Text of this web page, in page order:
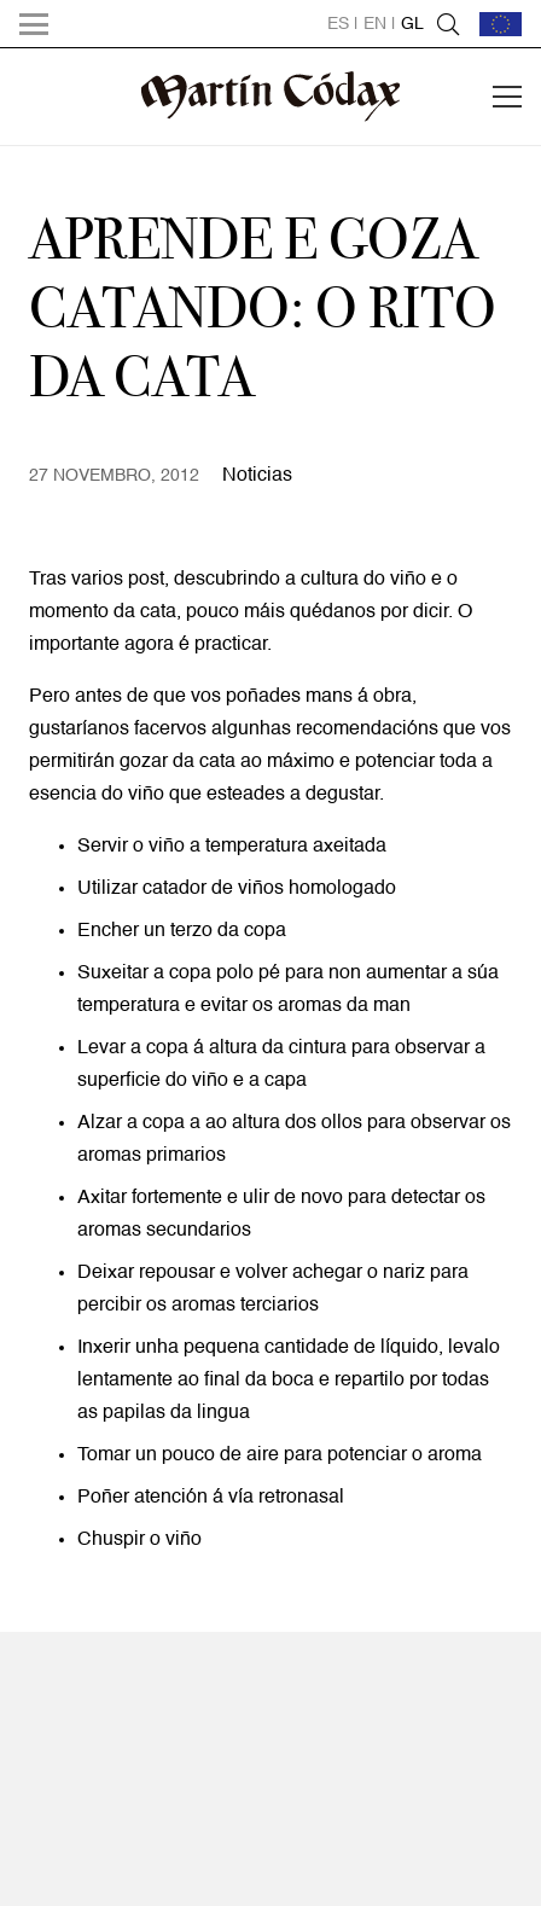
ES EN GL
APRENDE E GOZA
CATANDO: O RITO
DA CATA
27 NOVEMBRO, 2012 Noticias
Tras varios post, descubrindo a cultura do viño e o
momento da cata, pouco máis quédanos por dicir. O
importante agora é practicar.
Pero antes de que vos poñades mans á obra,
gustaríanos facervos algunhas recomendacións que vos
permitirán gozar da cata ao máximo e potenciar toda a
esencia do viño que esteades a degustar.
Servir o viño a temperatura axeitada
Utilizar catador de viños homologado
Encher un terzo da copa
Suxeitar a copa polo pé para non aumentar a súa
temperatura e evitar os aromas da man
Levar a copa á altura da cintura para observar a
superficie do viño e a capa
Alzar a copa a ao altura dos ollos para observar os
aromas primarios
Axitar fortemente e ulir de novo para detectar os
aromas secundarios
Deixar repousar e volver achegar o nariz para
percibir os aromas terciarios
Inxerir unha pequena cantidade de líquido, levalo
lentamente ao final da boca e repartilo por todas
as papilas da lingua
Tomar un pouco de aire para potenciar o aroma
Poñer atención á vía retronasal
Chuspir o viño